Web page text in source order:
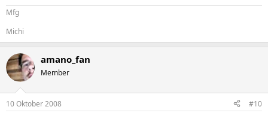
Mfg
Michi
amano_fan
Member
10 Oktober 2008 #10